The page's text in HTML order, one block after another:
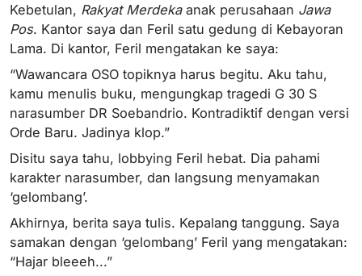
Kebetulan, Rakyat Merdekaanak perusahaan Jawa
Pos. Kantor saya dan Feril satu gedung di Kebayoran
Lama. Di kantor, Feril mengatakan ke saya:
“Wawancara OSO topiknya harus begitu. Aku tahu,
kamu menulis buku, mengungkap tragedi G 30 S
narasumber DR Soebandrio. Kontradiktif dengan versi
Orde Baru. Jadinya klop.”
Disitu saya tahu, lobbying Feril hebat. Dia pahami
karakter narasumber, dan langsung menyamakan
‘gelombang’.
Akhirnya, berita saya tulis. Kepalang tanggung. Saya
samakan dengan ‘gelombang’ Feril yang mengatakan:
“Hajar bleeeh...”